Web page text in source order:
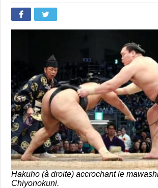
Hakuho (à droite) accrochant le
Chiyonokuni.